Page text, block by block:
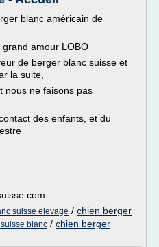
blanc américain de
amour LOBO
de berger blanc suisse et
la suite,
nous ne faisons pas
des enfants, et du
suisse elevage / chien berger
blanc / chien berger